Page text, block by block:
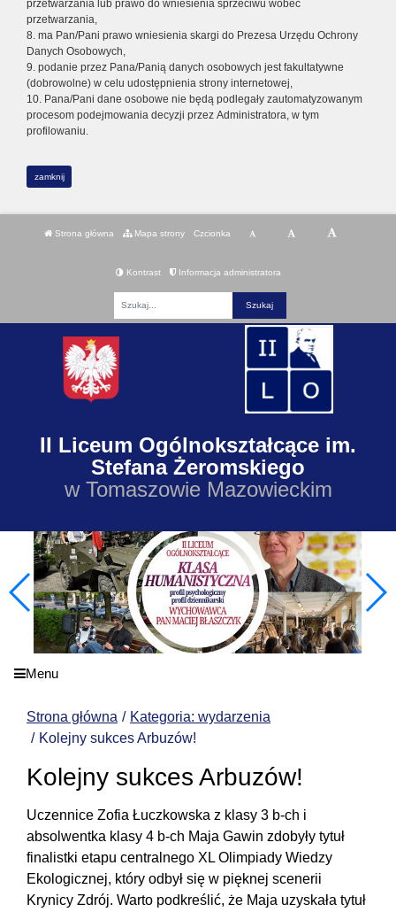
przetwarzania lub prawo do wniesienia sprzeciwu wobec
przetwarzania,
8. ma Pan/Pani prawo wniesienia skargi do Prezesa Urzędu Ochrony
Danych Osobowych,
9. podanie przez Pana/Panią danych osobowych jest fakultatywne
(dobrowolne) w celu udostępnienia strony internetowej,
10. Pana/Pani dane osobowe nie będą podlegały zautomatyzowanym
procesom podejmowania decyzji przez Administratora, w tym
profilowaniu.
zamknij
Strona główna Mapa strony Czcionka
Kontrast Informacja administratora
II Liceum Ogólnokształcące im.
Stefana Żeromskiego
w Tomaszowie Mazowieckim
Menu
Strona główna
Kategoria: wydarzenia
Kolejny sukces Arbuzów!
Kolejny sukces Arbuzów!
Uczennice Zofia Łuczkowska z klasy 3 b-ch i
absolwentka klasy 4 b-ch Maja Gawin zdobyły tytuł
finalistki etapu centralnego XL Olimpiady Wiedzy
Ekologicznej, który odbył się w pięknej scenerii
Krynicy Zdrój. Warto podkreślić, że Maja uzyskała tytuł